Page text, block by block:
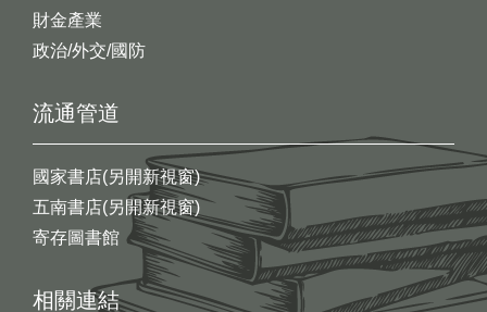
財金產業
政治/外交/國防
流通管道
國家書店(另開新視窗)
五南書店(另開新視窗)
寄存圖書館
相關連結